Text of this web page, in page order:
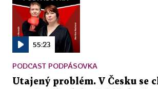
55:23
PODCAST PODPÁSOVKA
Utajený problém. V Česku se